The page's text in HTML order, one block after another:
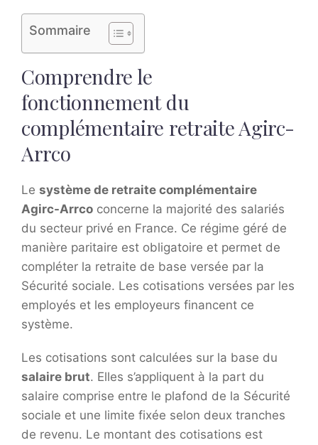
Sommaire
Comprendre le
fonctionnement du
complémentaire retraite Agirc-
Arrco
Le système de retraite complémentaire
Agirc-Arrco concerne la majorité des salariés
du secteur privé en France. Ce régime géré de
manière paritaire est obligatoire et permet de
compléter la retraite de base versée par la
Sécurité sociale. Les cotisations versées par les
employés et les employeurs financent ce
système.
Les cotisations sont calculées sur la base du
salaire brut. Elles s’appliquent à la part du
salaire comprise entre le plafond de la Sécurité
sociale et une limite fixée selon deux tranches
de revenu. Le montant des cotisations est